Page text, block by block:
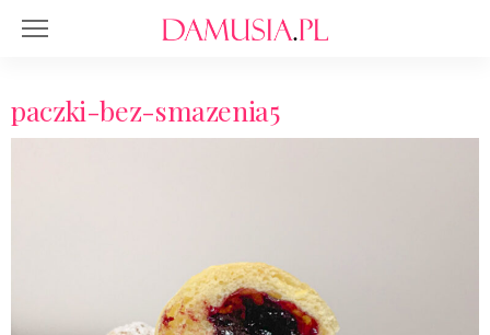
paczki-bez-smazenia5